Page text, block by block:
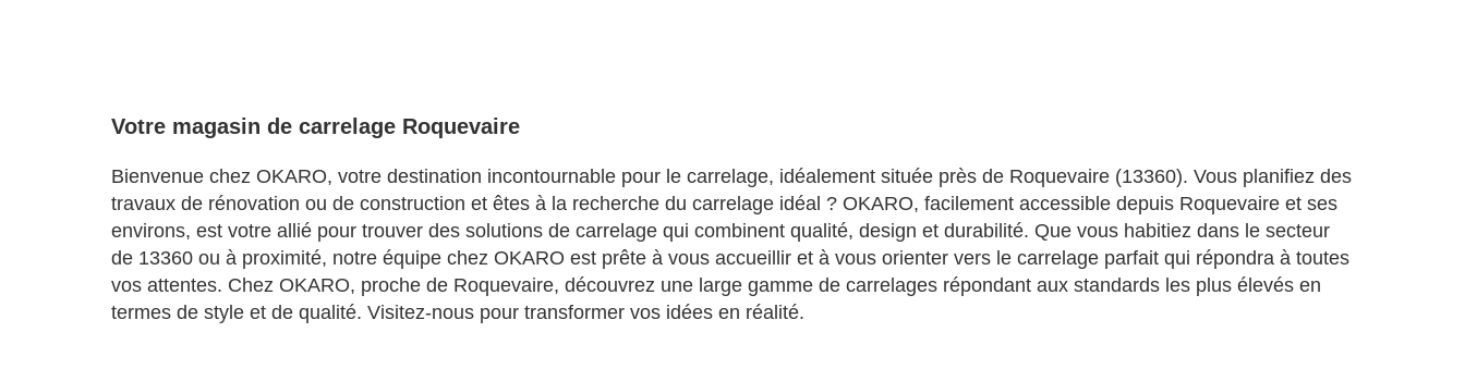
Votre magasin de carrelage Roquevaire
Bienvenue chez OKARO, votre destination incontournable pour le carrelage, idéalement située près de Roquevaire (13360). Vous planifiez des
travaux de rénovation ou de construction et êtes à la recherche du carrelage idéal ? OKARO, facilement accessible depuis Roquevaire et ses
environs, est votre allié pour trouver des solutions de carrelage qui combinent qualité, design et durabilité. Que vous habitiez dans le secteur
de 13360 ou à proximité, notre équipe chez OKARO est prête à vous accueillir et à vous orienter vers le carrelage parfait qui répondra à toutes
vos attentes. Chez OKARO, proche de Roquevaire, découvrez une large gamme de carrelages répondant aux standards les plus élevés en
termes de style et de qualité. Visitez-nous pour transformer vos idées en réalité.